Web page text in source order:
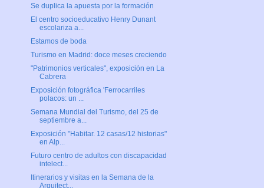
Se duplica la apuesta por la formación
El centro socioeducativo Henry Dunant
escolariza a...
Estamos de boda
Turismo en Madrid: doce meses creciendo
"Patrimonios verticales", exposición en La
Cabrera
Exposición fotográfica 'Ferrocarriles
polacos: un ...
Semana Mundial del Turismo, del 25 de
septiembre a...
Exposición "Habitar. 12 casas/12 historias"
en Alp...
Futuro centro de adultos con discapacidad
intelect...
Itinerarios y visitas en la Semana de la
Arquitect...